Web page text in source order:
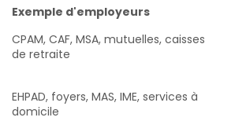
Exemple d'employeurs
CPAM, CAF, MSA, mutuelles, caisses
de retraite
EHPAD, foyers, MAS, IME, services à
domicile